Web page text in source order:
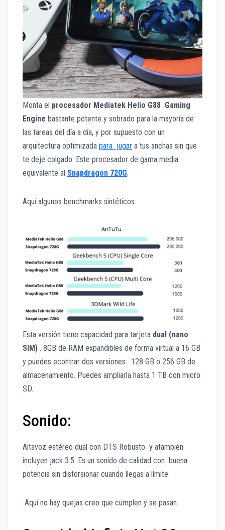
Monta el procesador Mediatek Helio G88 Gaming
Engine bastante potente y sobrado para la mayoría de
las tareas del día a día, y por supuesto con un
arquitectura optimizada para jugar a tus anchas sin que
te deje colgado. Este procesador de gama media
equivalente al Snapdragon 720G.
Aquí algunos benchmarks sintéticos:
Esta versión tiene capacidad para tarjeta dual (nano
SIM) . 8GB de RAM expandibles de forma virtual a 16 GB
y puedes econtrar dos versiones: 128 GB o 256 GB de
almacenamiento. Puedes ampliarla hasta 1 TB con micro
SD.
Sonido:
Altavoz estéreo dual con DTS Robusto y atambién
incluyen jack 3.5. Es un sonido de calidad con buena
potencia sin distorsionar cuando llegas a límite.
Aquí no hay quejas creo que cumplen y se pasan.